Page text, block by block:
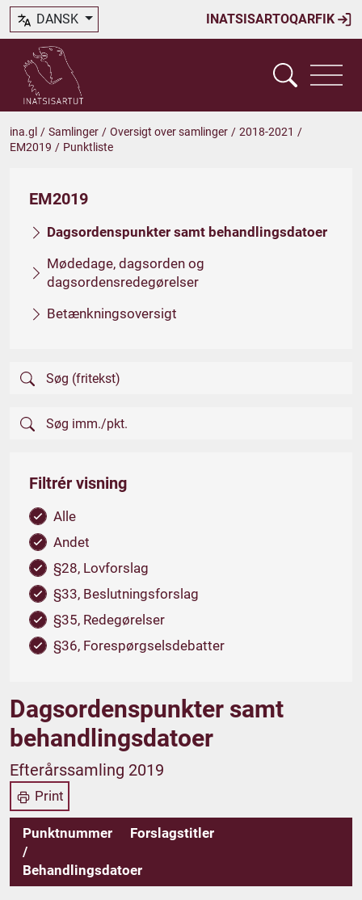
INATSISARTOQARFIK
DANSK
ina.gl / Samlinger / Oversigt over samlinger / 2018-2021 /
EM2019 / Punktliste
EM2019
Dagsordenspunkter samt behandlingsdatoer
Mødedage, dagsorden og
dagsordensredegørelser
Betænkningsoversigt
Filtrér visning
Alle
Andet
§28, Lovforslag
§33, Beslutningsforslag
§35, Redegørelser
§36, Forespørgselsdebatter
Dagsordenspunkter samt
behandlingsdatoer
Efterårssamling 2019
Print
Punktnummer
/
Behandlingsdatoer
Forslagstitler